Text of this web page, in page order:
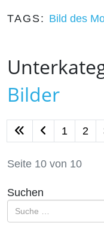
TAGS: Bild des
Bilder
1 2
Seite 10 von 10
Suchen